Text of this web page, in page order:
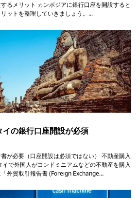
るメリット カンボジアに銀行口座を開設すると
ットを整理していきましょう。...
イの銀行口座開設が必須
が必要（口座開設は必須ではない） 不動産購入
で外国人がコンドミニアムなどの不動産を購入
外貨取引報告書 (Foreign Exchange
で、タイの受取先銀行で発行してもらいます。